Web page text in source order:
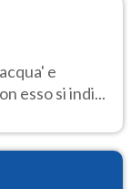
e
esso si indi...